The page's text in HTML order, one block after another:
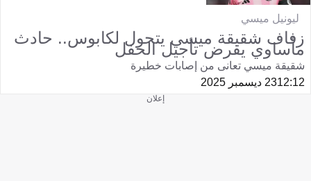
ليونيل ميسي
زفاف شقيقة ميسي يتحول لكابوس.. حادث
مأساوي يفرض تأجيل الحفل
شقيقة ميسي تعانى من إصابات خطيرة
12:1223 ديسمبر 2025
إعلان